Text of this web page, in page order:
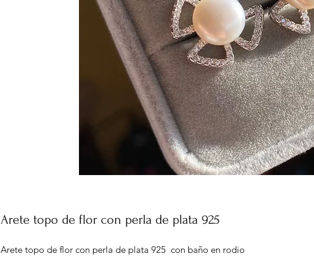
Arete topo de flor con perla de plata 925
Arete topo de flor con perla de plata 925 con baño en rodio